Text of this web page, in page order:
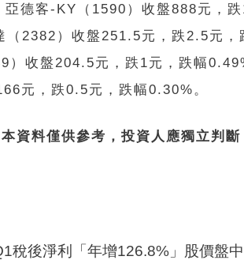
德客-KY（1590）收盤888元，
（2382）收盤251.5元，跌2.5元
）收盤204.5元，跌1元，跌幅
元，跌0.5元，跌幅0.30%。
資料僅供參考，投資人應獨立判斷
稅後淨利「年增126.8%」股價盤